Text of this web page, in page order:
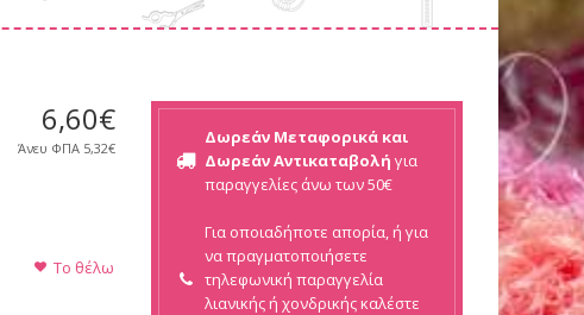
6,60€
Άνευ ΦΠΑ 5,32€
Το θέλω
Δωρεάν Μεταφορικά και
Δωρεάν Αντικαταβολή για
παραγγελίες άνω των 50€
Για οποιαδήποτε απορία, ή για
να πραγματοποιήσετε
τηλεφωνική παραγγελία
λιανικής ή χονδρικής καλέστε